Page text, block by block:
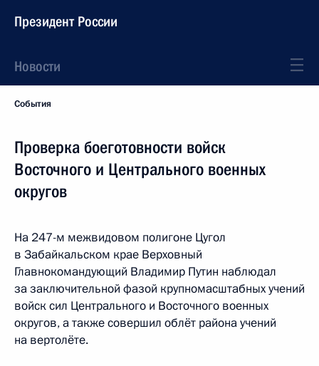
Президент России
Новости
События
Проверка боеготовности войск
Восточного и Центрального военных
округов
На 247-м межвидовом полигоне Цугол
в Забайкальском крае Верховный
Главнокомандующий Владимир Путин наблюдал
за заключительной фазой крупномасштабных учений
войск сил Центрального и Восточного военных
округов, а также совершил облёт района учений
на вертолёте.